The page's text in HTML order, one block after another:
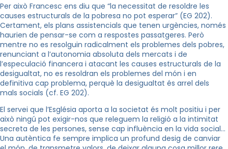
Per això Francesc ens diu que “la necessitat de resoldre les
causes estructurals de la pobresa no pot esperar” (EG 202).
Certament, els plans assistencials que tenen urgències, només
haurien de pensar-se com a respostes passatgeres. Però
mentre no es resolguin radicalment els problemes dels pobres,
renunciant a l’autonomia absoluta dels mercats i de
l’especulació financera i atacant les causes estructurals de la
desigualtat, no es resoldran els problemes del món i en
definitiva cap problema, perquè la desigualtat és arrel dels
mals socials (cf. EG 202).
El servei que l’Església aporta a la societat és molt positiu i per
això ningú pot exigir-nos que releguem la religió a la intimitat
secreta de les persones, sense cap influència en la vida social…
Una autèntica fe sempre implica un profund desig de canviar